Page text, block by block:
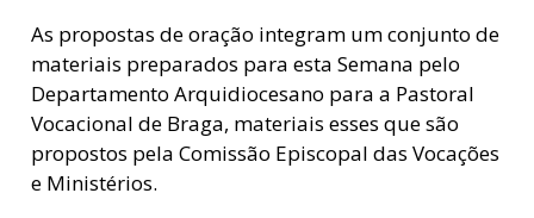
As propostas de oração integram um conjunto de
materiais preparados para esta Semana pelo
Departamento Arquidiocesano para a Pastoral
Vocacional de Braga, materiais esses que são
propostos pela Comissão Episcopal das Vocações
e Ministérios.